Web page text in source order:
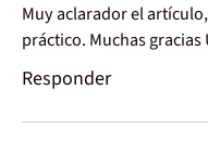
Muy aclarador el
práctico. Muchas gracias
Responder